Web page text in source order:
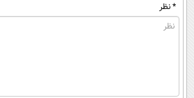
* نظر